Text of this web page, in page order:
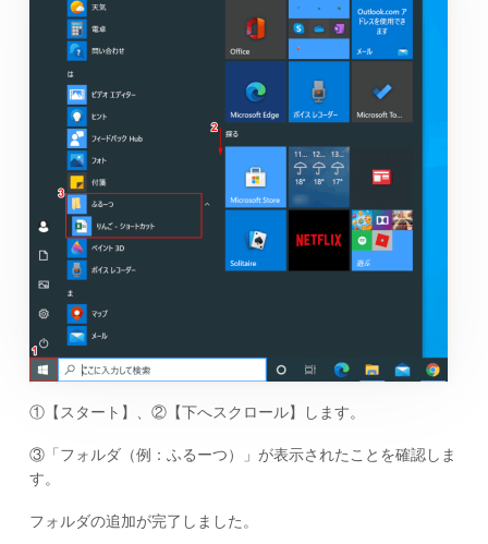
①【スタート】、②【下へスクロール】します。
③「フォルダ（例：ふるーつ）」が表示されたことを確認しま
す。
フォルダの追加が完了しました。